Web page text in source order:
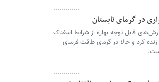
در گرمای تابستان
قابل توجه بهاره از شرایط اسفناک
کرد و حالا در گرمای طاقت فرسای